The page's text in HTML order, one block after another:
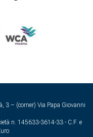
3 – (corner) Via Papa Giovanni
n. 145633-3614-33 - C.F. e